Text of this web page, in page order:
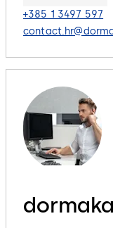
+385 1 3497 597